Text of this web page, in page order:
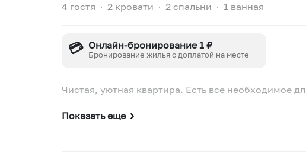
4 гостя ∙ 2 кровати ∙ 2 спальни ∙ 1 ванная
💳 Онлайн-бронирование 1 ₽
Бронирование жилья с доплатой на месте
Чистая, уютная квартира. Есть все необходимое
Показать еще